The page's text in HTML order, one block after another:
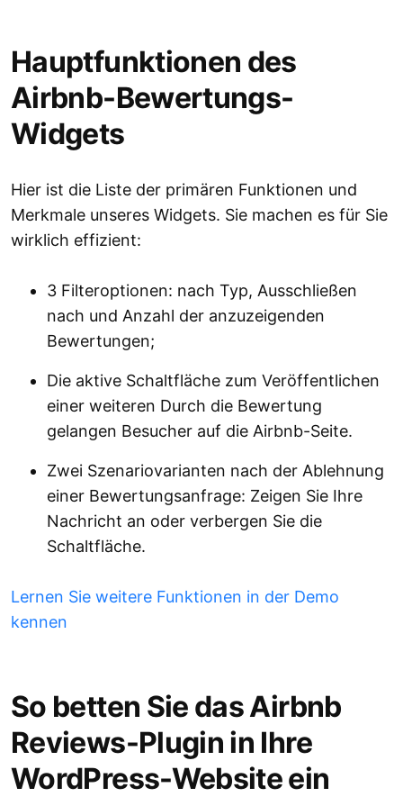
Hauptfunktionen des
Airbnb-Bewertungs-
Widgets
Hier ist die Liste der primären Funktionen und
Merkmale unseres Widgets. Sie machen es für Sie
wirklich effizient:
3 Filteroptionen: nach Typ, Ausschließen
nach und Anzahl der anzuzeigenden
Bewertungen;
Die aktive Schaltfläche zum Veröffentlichen
einer weiteren Durch die Bewertung
gelangen Besucher auf die Airbnb-Seite.
Zwei Szenariovarianten nach der Ablehnung
einer Bewertungsanfrage: Zeigen Sie Ihre
Nachricht an oder verbergen Sie die
Schaltfläche.
Lernen Sie weitere Funktionen in der Demo
kennen
So betten Sie das Airbnb
Reviews-Plugin in Ihre
WordPress-Website ein